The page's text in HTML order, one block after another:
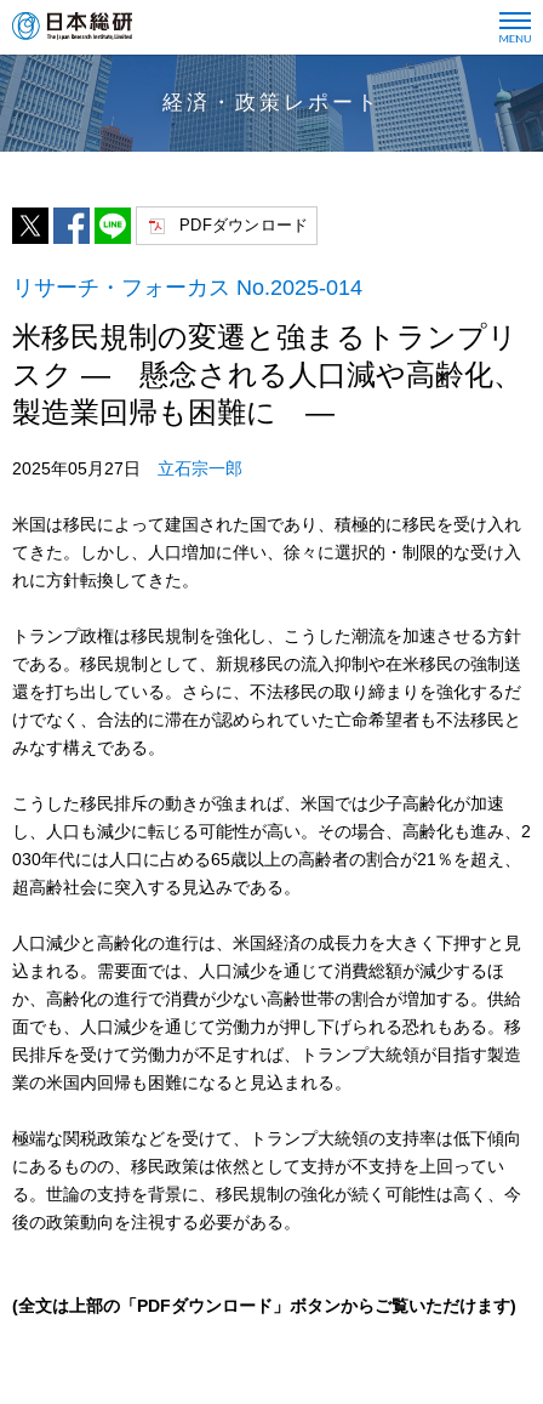
経済・政策レポート
PDFダウンロード
リサーチ・フォーカス No.2025-014
米移民規制の変遷と強まるトランプリ
スク ― 懸念される人口減や高齢化、
製造業回帰も困難に ―
2025年05月27日 立石宗一郎
米国は移民によって建国された国であり、積極的に移民を受け入れ
てきた。しかし、人口増加に伴い、徐々に選択的・制限的な受け入
れに方針転換してきた。
トランプ政権は移民規制を強化し、こうした潮流を加速させる方針
である。移民規制として、新規移民の流入抑制や在米移民の強制送
還を打ち出している。さらに、不法移民の取り締まりを強化するだ
けでなく、合法的に滞在が認められていた亡命希望者も不法移民と
みなす構えである。
こうした移民排斥の動きが強まれば、米国では少子高齢化が加速
し、人口も減少に転じる可能性が高い。その場合、高齢化も進み、2
030年代には人口に占める65歳以上の高齢者の割合が21％を超え、
超高齢社会に突入する見込みである。
人口減少と高齢化の進行は、米国経済の成長力を大きく下押すと見
込まれる。需要面では、人口減少を通じて消費総額が減少するほ
か、高齢化の進行で消費が少ない高齢世帯の割合が増加する。供給
面でも、人口減少を通じて労働力が押し下げられる恐れもある。移
民排斥を受けて労働力が不足すれば、トランプ大統領が目指す製造
業の米国内回帰も困難になると見込まれる。
極端な関税政策などを受けて、トランプ大統領の支持率は低下傾向
にあるものの、移民政策は依然として支持が不支持を上回ってい
る。世論の支持を背景に、移民規制の強化が続く可能性は高く、今
後の政策動向を注視する必要がある。
(全文は上部の「PDFダウンロード」ボタンからご覧いただけます)